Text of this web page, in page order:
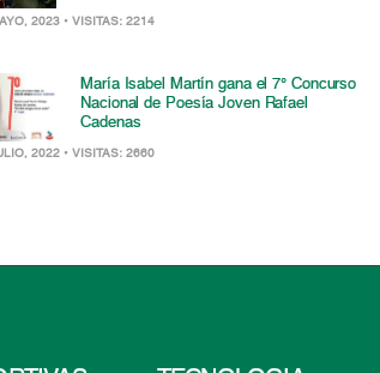
2023 • VISITAS: 2214
María Isabel Martín gana el 7° Concurso
Nacional de Poesía Joven Rafael
Cadenas
2022 • VISITAS: 2660